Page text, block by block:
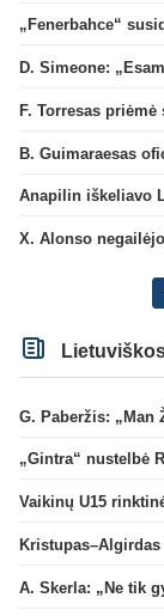
„Fenerbahce“
D. Simeone:
F. Torresas
B. Guimaraesas
Anapilin iškeliavo
G. Paberžis: „Man
A. Skerla: „Ne tik